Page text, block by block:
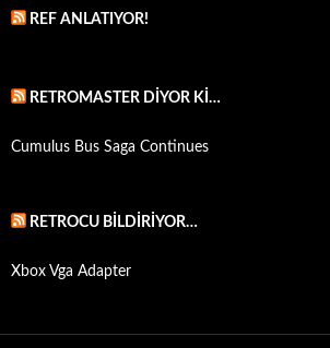
REF ANLATIYOR!
RETROMASTER DIYOR KI…
Cumulus Bus Saga Continues
RETROCU BILDIRIYOR…
Xbox Vga Adapter